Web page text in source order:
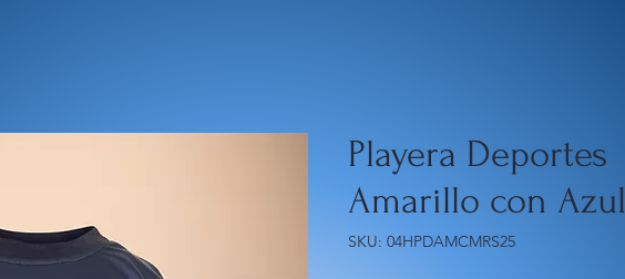
Playera Deportes
Amarillo con Azul
SKU: 04HPDAMCMRS25